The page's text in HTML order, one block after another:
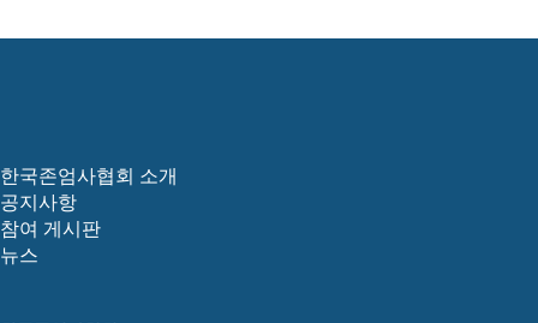
한국존엄사협회 소개
공지사항
참여 게시판
뉴스